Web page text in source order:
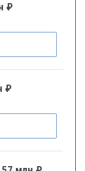
₽
₽